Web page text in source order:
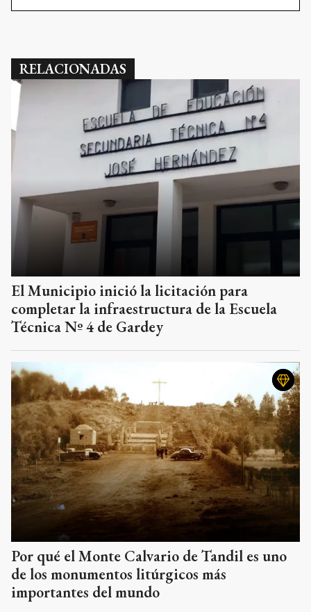
El Municipio inició la licitación para
completar la infraestructura de la Escuela
Técnica Nº 4 de Gardey
Por qué el Monte Calvario de Tandil es uno
de los monumentos litúrgicos más
importantes del mundo